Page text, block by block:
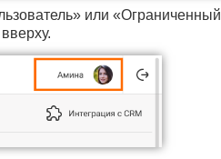
или «Ограниченный